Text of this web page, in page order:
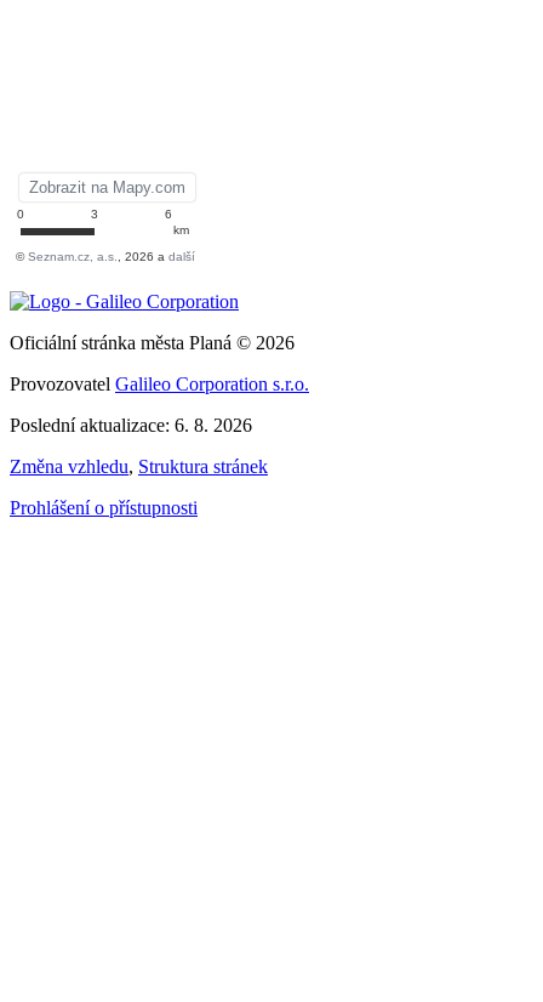
Oficiální stránka města Planá © 2026
Provozovatel Galileo Corporation s.r.o.
Poslední aktualizace: 6. 8. 2026
Změna vzhledu, Struktura stránek
Prohlášení o přístupnosti